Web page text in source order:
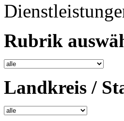
Rubrik
Landkreis /